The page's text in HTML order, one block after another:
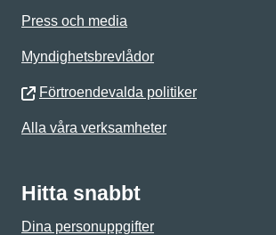
Press och media
Myndighetsbrevlådor
Förtroendevalda politiker
Alla våra verksamheter
Hitta snabbt
Dina personuppgifter